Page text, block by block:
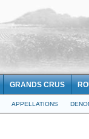
GRANDS CRUS
APPELLATIONS